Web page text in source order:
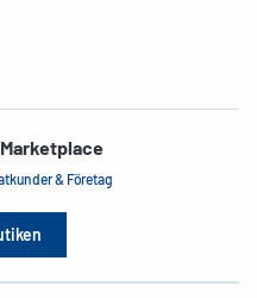
& Företag